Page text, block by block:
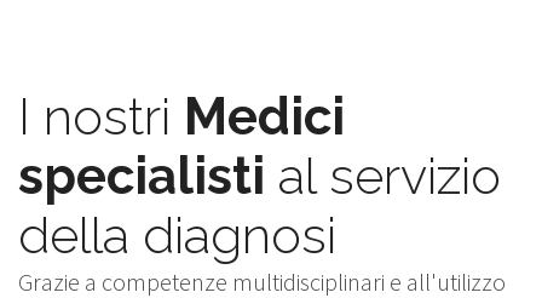
I nostri Medici
specialisti al servizio
della diagnosi
Grazie a competenze multidisciplinari e all'utilizzo